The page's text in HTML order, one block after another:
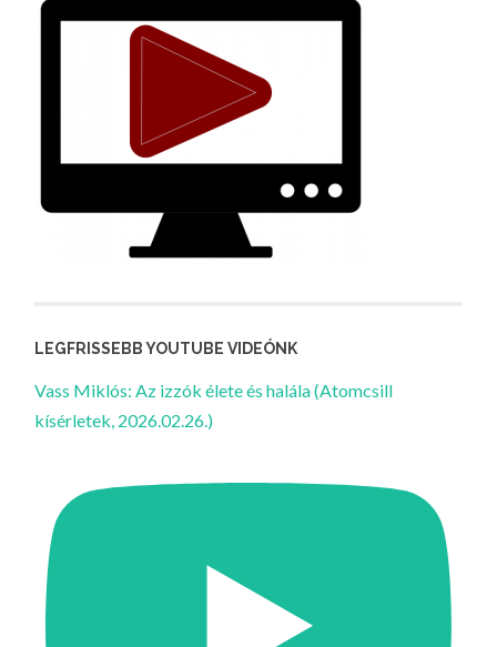
LEGFRISSEBB YOUTUBE VIDEÓNK
Vass Miklós: Az izzók élete és halála (Atomcsill
kísérletek, 2026.02.26.)